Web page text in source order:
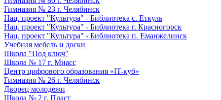
Гимназия № 23 г. Челябинск
Нац. проект "Культура" - Библиотека с. Еткуль
Нац. проект "Культура" - Библиотека г. Красногорск
Нац. проект "Культура" - Библиотека п. Еманжелинск
Учебная мебель и доски
Школа "Под ключ"
Школа № 17 г. Миасс
Центр цифрового образования «IT-куб»
Гимназия № 26 г. Челябинск
Дворец молодежи
Школа № 2 г. Пласт